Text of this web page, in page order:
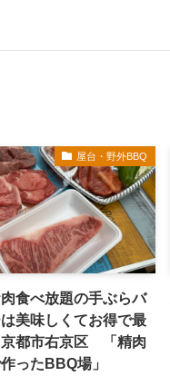
屋台・野外BBQ
食べ放題の手ぶらバ
美味しくてお得で最
都市右京区 「精肉
ったBBQ場」